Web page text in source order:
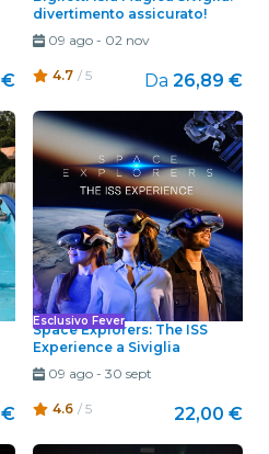
€
divertimento assicurato!
09 ago- 02 nov
4.7 / 5 Da 26,89 €
€
Esclusivo Fever
Space Explorers: The ISS
Experience a Siviglia
09 ago- 30 sept
4.6 / 5 22,00 €